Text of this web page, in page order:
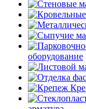
оборудование